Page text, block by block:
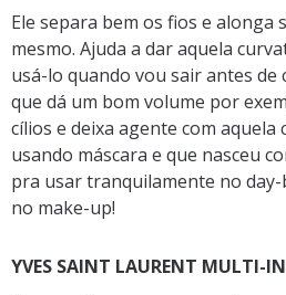
Ele separa bem os fios e alonga
mesmo. Ajuda a dar aquela
usá-lo quando vou sair antes de
que dá um bom volume por
cílios e deixa agente com aquela
usando máscara e que nasceu
pra usar tranquilamente no
no make-up!
YVES SAINT LAURENT MULTI-